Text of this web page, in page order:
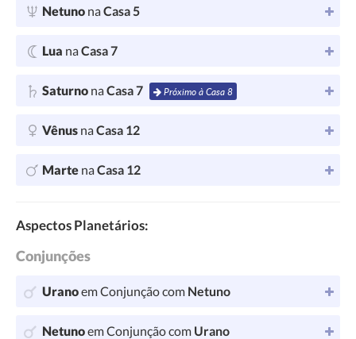
Netuno naCasa 5
Lua naCasa 7
Saturno naCasa 7 Próximo à Casa 8
Vênus naCasa 12
Marte naCasa 12
Aspectos Planetários:
Conjunções
Uranoem Conjunção com Netuno
Netunoem Conjunção com Urano